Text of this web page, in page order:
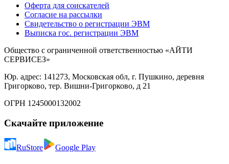
Оферта для соискателей
Согласие на рассылки
Свидетельство о регистрации ЭВМ
Выписка гос. регистрации ЭВМ
Общество с ограниченной ответственностью «АЙТИ
СЕРВИСЕЗ»
Юр. адрес: 141273, Московская обл, г. Пушкино, деревня
Григорково, тер. Вишни-Григорково, д 21
ОГРН 1245000132002
Скачайте приложение
RuStore Google Play